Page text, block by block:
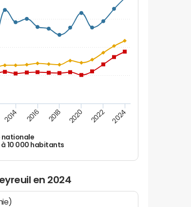
nationale
à 10 000 habitants
2014 2016 2018 2020 2022 2024
en 2024